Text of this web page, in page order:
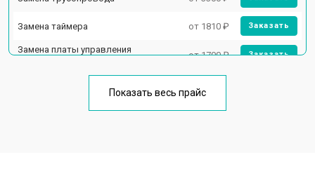
Замена таймера от 1810 ₽ Заказать
Замена платы управления
от 1700 ₽ Заказать
Ремонт/замена датчика
Замена термостата от 1700 ₽
Показать весь прайс